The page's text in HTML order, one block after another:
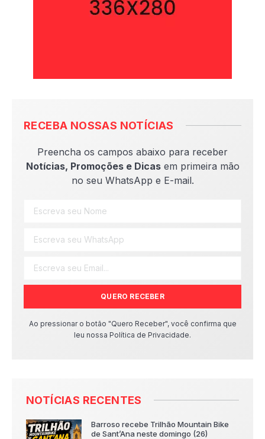
RECEBA NOSSAS NOTÍCIAS
Preencha os campos abaixo para receber
Notícias, Promoções e Dicasem primeira mão
no seu WhatsApp e E-mail.
QUERO RECEBER
Ao pressionar o botão "Quero Receber", você confirma que
leu nossa Política de Privacidade.
NOTÍCIAS RECENTES
Barroso recebe Trilhão Mountain Bike
de Sant’Ana neste domingo (26)